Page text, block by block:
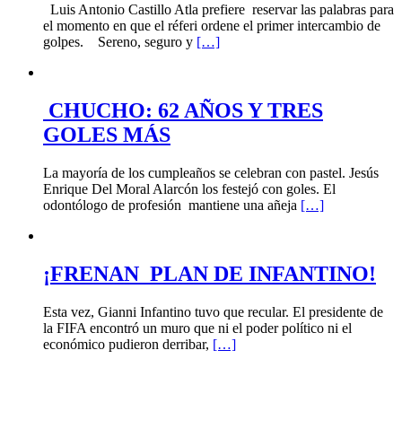
Luis Antonio Castillo Atla prefiere reservar las palabras para
el momento en que el réferi ordene el primer intercambio de
golpes. Sereno, seguro y […]
CHUCHO: 62 AÑOS Y TRES
GOLES MÁS
La mayoría de los cumpleaños se celebran con pastel. Jesús
Enrique Del Moral Alarcón los festejó con goles. El
odontólogo de profesión mantiene una añeja […]
¡FRENAN PLAN DE INFANTINO!
Esta vez, Gianni Infantino tuvo que recular. El presidente de
la FIFA encontró un muro que ni el poder político ni el
económico pudieron derribar, […]